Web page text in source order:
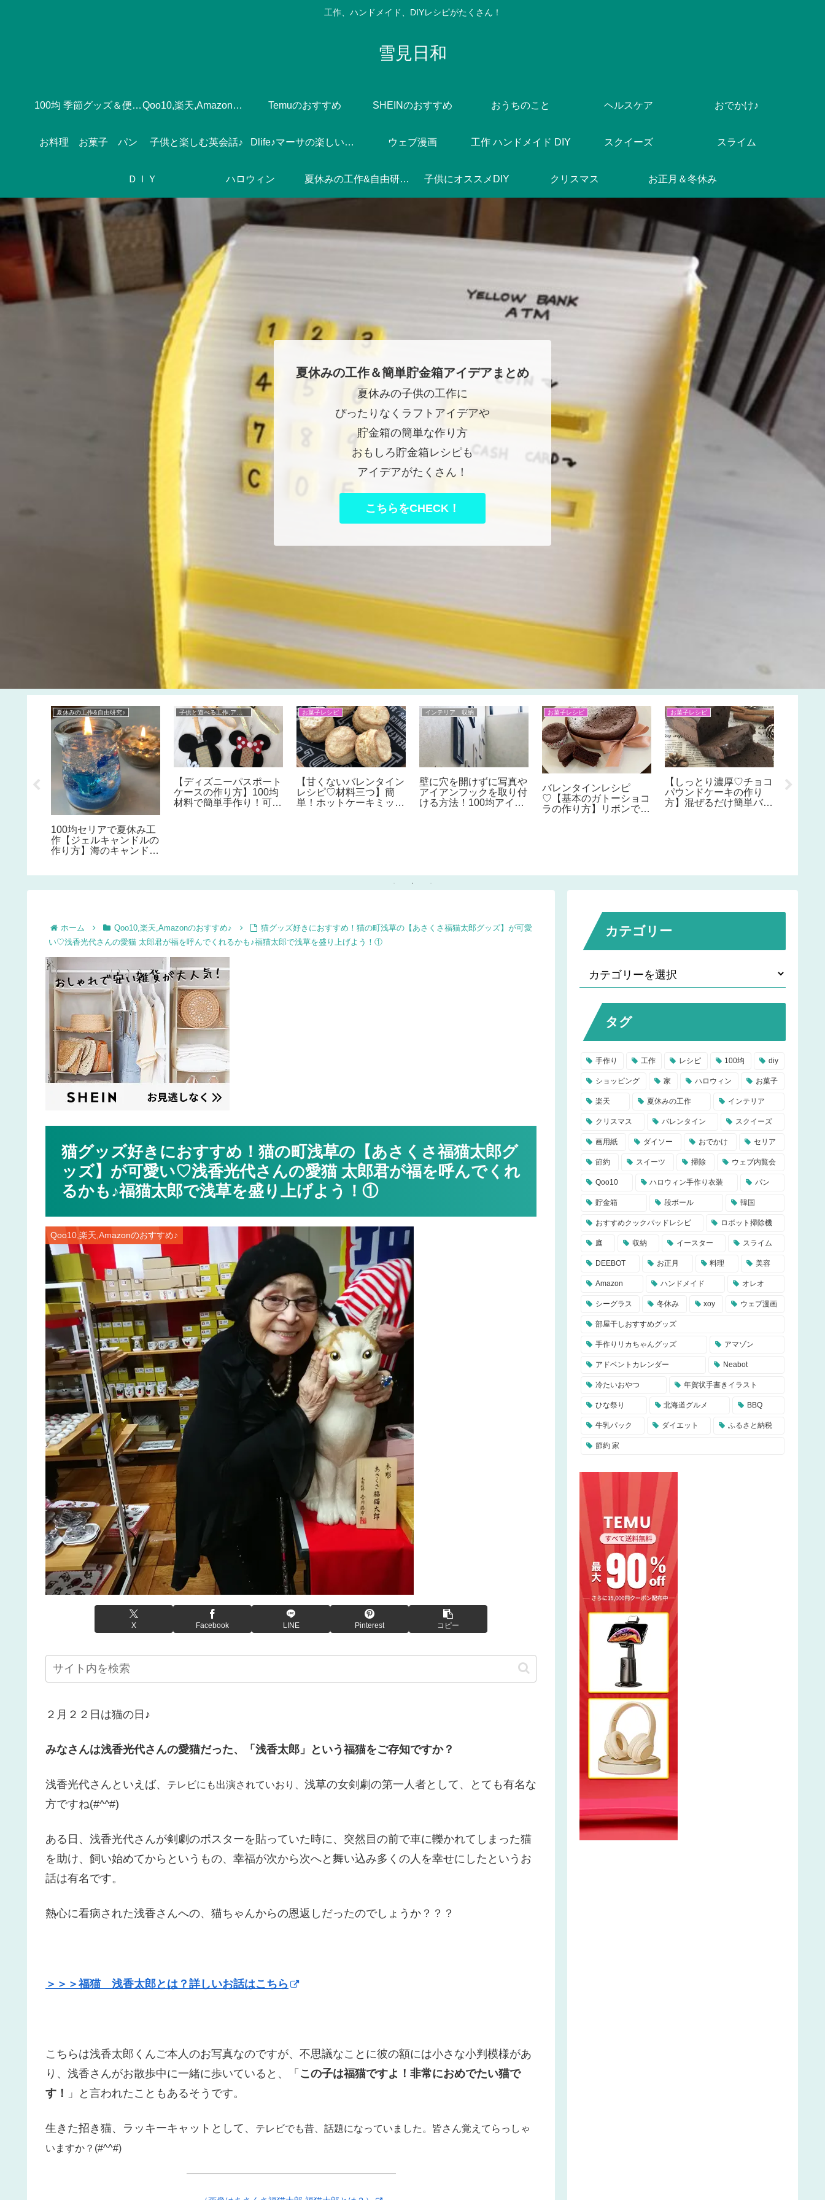
工作、ハンドメイド、DIYレシピがたくさん！
雪見日和
100均 季節グッズ＆便利グッズ Qoo10,楽天,Amazonのおすすめ♪ Temuのおすすめ SHEINのおすすめ おうちのこと ヘルスケア おでかけ♪
お料理 お菓子 パン 子供と楽しむ英会話♪ Dlife♪マーサの楽しい焼き菓子づくり ウェブ漫画 工作 ハンドメイド DIY スクイーズ スライム
ＤＩＹ ハロウィン 夏休みの工作&自由研究♪ 子供にオススメDIY クリスマス お正月＆冬休み
夏休みの工作＆簡単貯金箱アイデアまとめ
夏休みの子供の工作に
ぴったりなくラフトアイデアや
貯金箱の簡単な作り方
おもしろ貯金箱レシピも
アイデアがたくさん！
こちらをCHECK！
夏休みの工作&自由研究♪
100均セリアで夏休み工
作【ジェルキャンドルの
作り方】海のキャンドル
【ディズニーパスポート
ケースの作り方】100均
材料で簡単手作り！可愛
お菓子レシピ
【甘くないバレンタイン
レシピ♡材料三つ】簡
単！ホットケーキミック
インテリア 収納
壁に穴を開けずに写真や
アイアンフックを取り付
ける方法！100均アイテ
お菓子レシピ
バレンタインレシピ
♡【基本のガトーショコ
ラの作り方】リボンで可
お菓子レシピ
【しっとり濃厚♡チョコ
パウンドケーキの作り
方】混ぜるだけ簡単バレ
ホーム Qoo10,楽天,Amazonのおすすめ♪
猫グッズ好きにおすすめ！猫の町浅草の【あさくさ福猫太郎グッズ】が可愛
い♡浅香光代さんの愛猫 太郎君が福を呼んでくれるかも♪福猫太郎で浅草を盛り上げよう！①
猫グッズ好きにおすすめ！猫の町浅草の【あさくさ福猫太郎グ
ッズ】が可愛い♡浅香光代さんの愛猫 太郎君が福を呼んでくれ
るかも♪福猫太郎で浅草を盛り上げよう！①
Qoo10,楽天,Amazonのおすすめ♪
X Facebook LINE Pinterest コピー
２月２２日は猫の日♪
みなさんは浅香光代さんの愛猫だった、「浅香太郎」という福猫をご存知ですか？
浅香光代さんといえば、 テレビにも出演されていおり、 浅草の女剣劇の第一人者として、とても有名な
方ですね(#^^#)
ある日、浅香光代さんが剣劇のポスターを貼っていた時に、突然目の前で車に轢かれてしまった猫
を助け、飼い始めてからというもの、幸福が次から次へと舞い込み多くの人を幸せにしたというお
話は有名です。
熱心に看病された浅香さんへの、猫ちゃんからの恩返しだったのでしょうか？？？
＞＞＞福猫 浅香太郎とは？詳しいお話はこちら
こちらは浅香太郎くんご本人のお写真なのですが、不思議なことに彼の額には小さな小判模様があ
り、浅香さんがお散歩中に一緒に歩いていると、「 この子は福猫ですよ！非常におめでたい猫で
す！
」と言われたこともあるそうです。
生きた招き猫、ラッキーキャットとして、 テレビでも昔、 話題になっていました。皆さん覚えてらっしゃ
いますか？(#^^#)
カテゴリー
タグ
手作り 工作 レシピ 100均 diy
ショッピング 家 ハロウィン お菓子
楽天 夏休みの工作 インテリア
クリスマス バレンタイン スクイーズ
画用紙 ダイソー おでかけ セリア
節約 スイーツ 掃除 ウェブ内覧会
Qoo10 ハロウィン手作り衣装 パン
貯金箱 段ボール 韓国
おすすめクックパッドレシピ ロボット掃除機
庭 収納 イースター スライム
DEEBOT お正月 料理 美容
Amazon ハンドメイド オレオ
シーグラス 冬休み xoy ウェブ漫画
部屋干しおすすめグッズ
手作りリカちゃんグッズ アマゾン
アドベントカレンダー Neabot
冷たいおやつ 年賀状手書きイラスト
ひな祭り 北海道グルメ BBQ
牛乳パック ダイエット ふるさと納税
節約 家